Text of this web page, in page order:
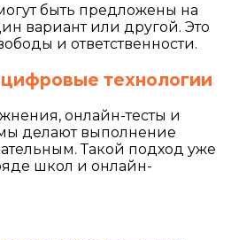
быть предложены на
вариант или другой. Это
и ответственности.
технологии
онлайн-тесты и
делают выполнение
Такой подход уже
школ и онлайн-